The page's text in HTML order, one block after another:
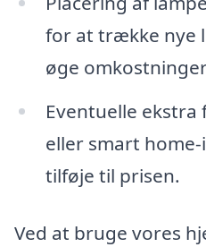
for at trække nye
øge
Eventuelle
eller smart
tilføje til prisen.
Ved at bruge vores